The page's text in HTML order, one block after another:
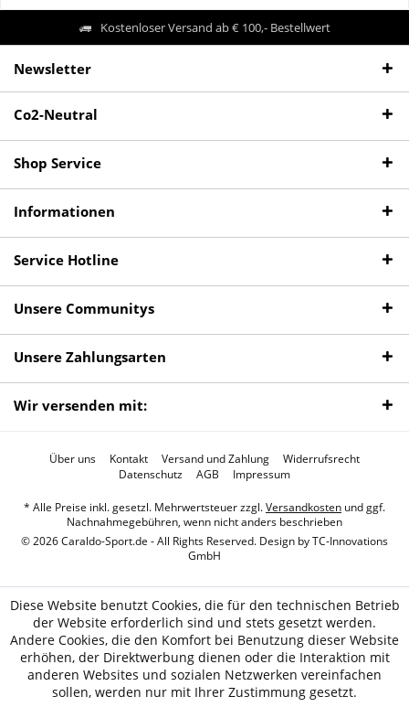
Kostenloser Versand ab € 100,- Bestellwert
Newsletter
Co2-Neutral
Shop Service
Informationen
Service Hotline
Unsere Communitys
Unsere Zahlungsarten
Wir versenden mit:
Über uns Kontakt Versand und Zahlung
Widerrufsrecht
Datenschutz
AGB Impressum
* Alle Preise inkl. gesetzl. Mehrwertsteuer zzgl.Versandkosten und ggf.
Nachnahmegebühren, wenn nicht anders beschrieben
© 2026 Caraldo-Sport.de - All Rights Reserved. Design byTC-Innovations
GmbH
Diese Website benutzt Cookies, die für den technischen Betrieb
der Website erforderlich sind und stets gesetzt werden.
Andere Cookies, die den Komfort bei Benutzung dieser Website
erhöhen, der Direktwerbung dienen oder die Interaktion mit
anderen Websites und sozialen Netzwerken vereinfachen
sollen, werden nur mit Ihrer Zustimmung gesetzt.